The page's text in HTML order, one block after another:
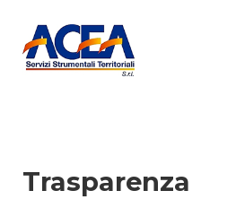
Trasparenza